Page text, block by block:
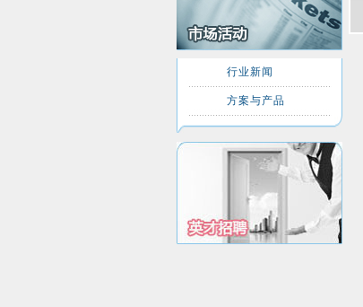
行业新闻
方案与产品